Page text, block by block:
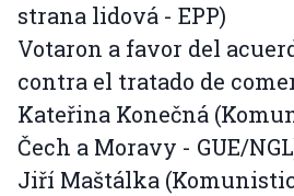
strana lidová - EPP)
Votaron a favor del
contra el tratado de
Kateřina Konečná
Čech a Moravy - GUE/
Jiří Maštálka